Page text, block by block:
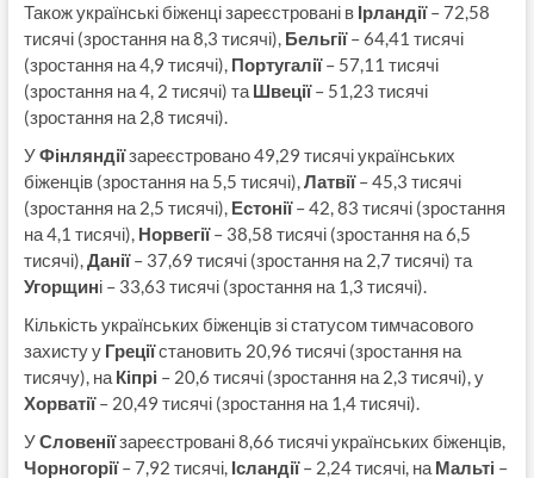
Також українські біженці зареєстровані в Ірландії– 72,58
тисячі (зростання на 8,3 тисячі), Бельгії– 64,41 тисячі
(зростання на 4,9 тисячі), Португалії– 57,11 тисячі
(зростання на 4, 2 тисячі) та Швеції– 51,23 тисячі
(зростання на 2,8 тисячі).
УФінляндіїзареєстровано 49,29 тисячі українських
біженців (зростання на 5,5 тисячі),Латвії– 45,3 тисячі
(зростання на 2,5 тисячі), Естонії– 42, 83 тисячі (зростання
на 4,1 тисячі), Норвегії– 38,58 тисячі (зростання на 6,5
тисячі),Данії– 37,69 тисячі (зростання на 2,7 тисячі) та
Угорщині – 33,63 тисячі (зростання на 1,3 тисячі).
Кількість українських біженців зі статусом тимчасового
захисту у Греціїстановить 20,96 тисячі (зростання на
тисячу), на Кіпрі – 20,6 тисячі (зростання на 2,3 тисячі), у
Хорватії– 20,49 тисячі (зростання на 1,4 тисячі).
УСловеніїзареєстровані 8,66 тисячі українських біженців,
Чорногорії– 7,92 тисячі, Ісландії– 2,24 тисячі, на Мальті –